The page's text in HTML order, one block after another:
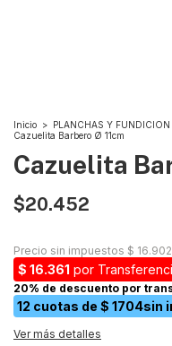
Inicio > PLANCHAS Y FUNDICION
Cazuelita Barbero Ø 11cm
Cazuelita
$20.452
Ver más detalles